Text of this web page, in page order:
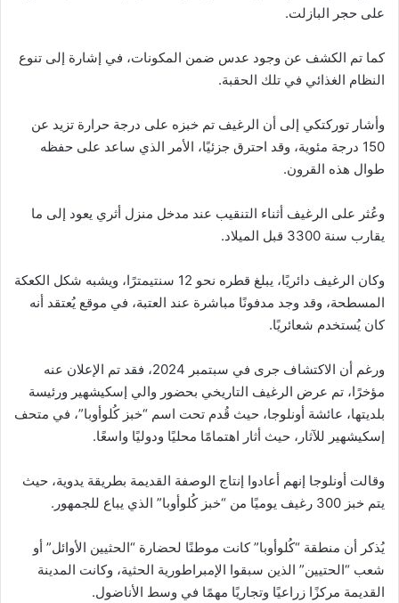
على حجر البازلت.
كما تم الكشف عن وجود عدس ضمن المكونات، في إشارة إلى تنوع
النظام الغذائي في تلك الحقبة.
وأشار توركتكي إلى أن الرغيف تم خبزه على درجة حرارة تزيد عن
150 درجة مئوية، وقد احترق جزئيًا، الأمر الذي ساعد على حفظه
طوال هذه القرون.
وعُثر على الرغيف أثناء التنقيب عند مدخل منزل أثري يعود إلى ما
يقارب سنة 3300 قبل الميلاد.
وكان الرغيف دائريًا، يبلغ قطره نحو 12 سنتيمترًا، ويشبه شكل الكعكة
المسطحة، وقد وجد مدفونًا مباشرة عند العتبة، في موقع يُعتقد أنه
كان يُستخدم شعائريًا.
ورغم أن الاكتشاف جرى في سبتمبر 2024، فقد تم الإعلان عنه
مؤخرًا، تم عرض الرغيف التاريخي بحضور والي إسكيشهير ورئيسة
بلديتها، عائشة أونلوجا، حيث قُدم تحت اسم “خبز كُلوأوبا”، في متحف
إسكيشهير للآثار، حيث أثار اهتمامًا محليًا ودوليًا واسعًا.
وقالت أونلوجا إنهم أعادوا إنتاج الوصفة القديمة بطريقة يدوية، حيث
يتم خبز 300 رغيف يوميًا من “خبز كُلوأوبا” الذي يباع للجمهور.
يُذكر أن منطقة “كُلوأوبا” كانت موطنًا لحضارة “الحثيين الأوائل” أو
شعب “الحتيين” الذين سبقوا الإمبراطورية الحثية، وكانت المدينة
القديمة مركزًا زراعيًا وتجاريًا مهمًا في وسط الأناضول.